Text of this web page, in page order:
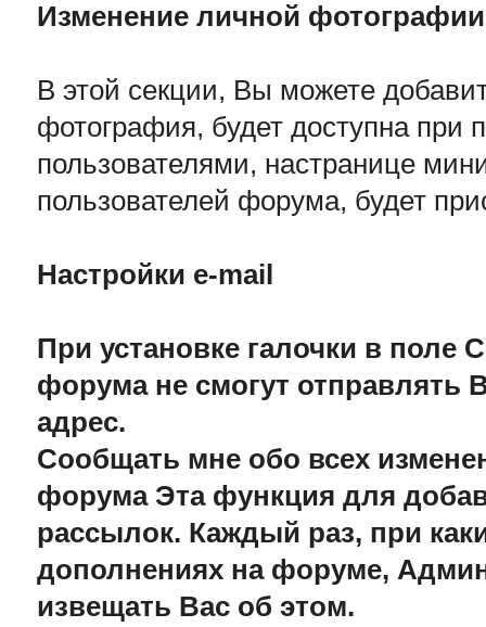
Изменение личной фотографии
В этой секции, Вы можете
фотография, будет доступна при
пользователями, настранице
пользователей форума, будет
Настройки e-mail
При установке галочки в поле
форума не смогут
адрес.
Сообщать мне обо всех
форума Эта функция для
рассылок. Каждый раз, при
дополнениях на форуме,
извещать Вас об этом.